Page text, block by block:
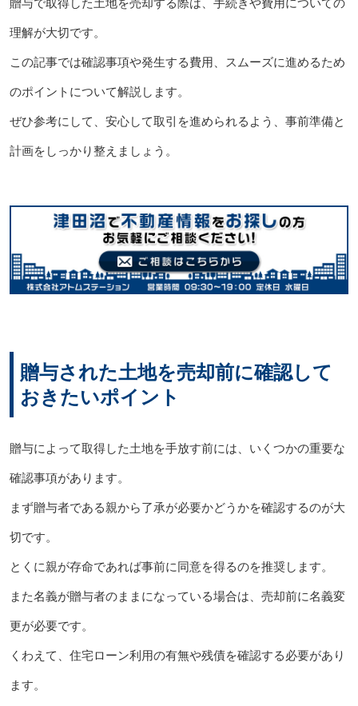
贈与で取得した土地を売却する際は、手続きや費用についての
理解が大切です。
この記事では確認事項や発生する費用、スムーズに進めるため
のポイントについて解説します。
ぜひ参考にして、安心して取引を進められるよう、事前準備と
計画をしっかり整えましょう。
贈与された土地を売却前に確認して
おきたいポイント
贈与によって取得した土地を手放す前には、いくつかの重要な
確認事項があります。
まず贈与者である親から了承が必要かどうかを確認するのが大
切です。
とくに親が存命であれば事前に同意を得るのを推奨します。
また名義が贈与者のままになっている場合は、売却前に名義変
更が必要です。
くわえて、住宅ローン利用の有無や残債を確認する必要があり
ます。